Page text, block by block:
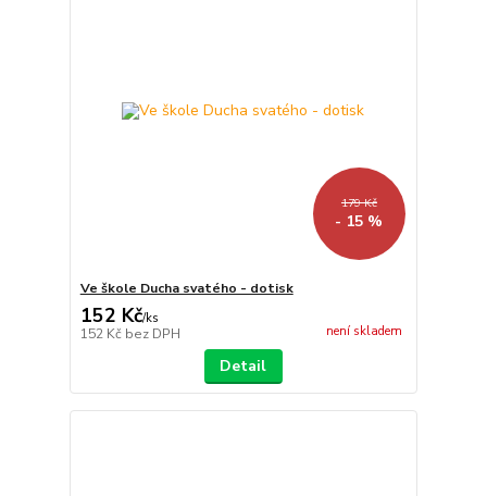
179 Kč
- 15 %
Ve škole Ducha svatého - dotisk
152 Kč/ks
152 Kč bez DPH není skladem
Detail